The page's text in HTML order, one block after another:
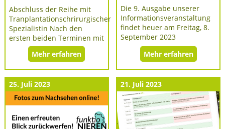
Abschluss der Reihe mit
Tranplantationschrirurgischer
Spezialistin Nach den
ersten beiden Terminen mit
Mehr erfahren
Die 9. Ausgabe unserer
Informationsveranstaltung
findet heuer am Freitag, 8.
September 2023
Mehr erfahren
25. Juli 2023 21. Juli 2023